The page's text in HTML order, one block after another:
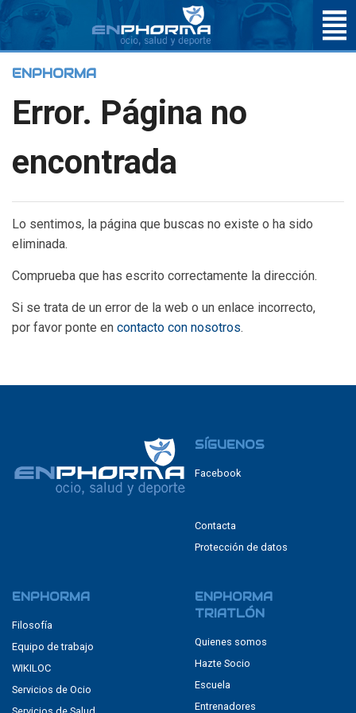
ENPHORMA
Error. Página no
encontrada
Lo sentimos, la página que buscas no existe o ha sido
eliminada.
Comprueba que has escrito correctamente la dirección.
Si se trata de un error de la web o un enlace incorrecto,
por favor ponte en contacto con nosotros.
SÍGUENOS
Facebook
Contacta
Protección de datos
ENPHORMA
Filosofía
Equipo de trabajo
WIKILOC
Servicios de Ocio
ENPHORMA
TRIATLÓN
Quienes somos
Hazte Socio
Escuela
Entrenadores